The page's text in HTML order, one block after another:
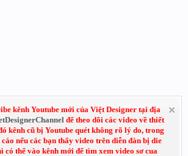
kênh Youtube mới của Việt Designer tại địa
để theo dõi các video về thiết
kênh cũ bị Youtube quét không rõ lý do, trong
nếu các bạn thấy video trên diễn đàn bị die
có thể vào kênh mới để tìm xem video sơ cua